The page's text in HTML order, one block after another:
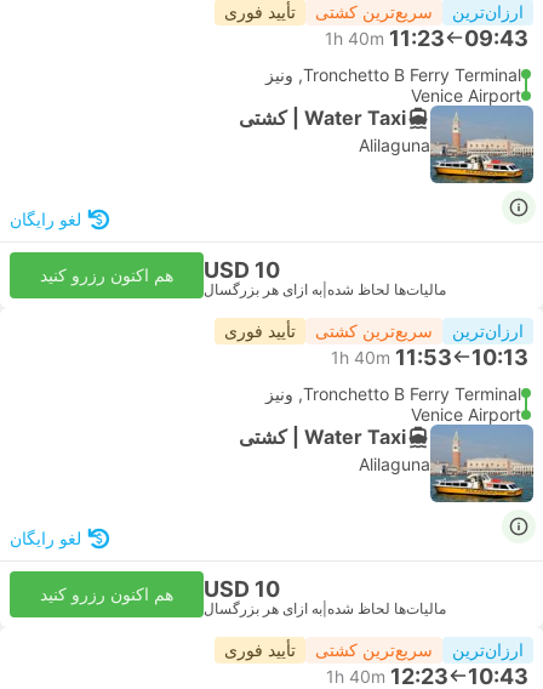
ارزان‌ترین سریع‌ترین کشتی تأیید فوری
09:43
11:23
1h 40m
Tronchetto B Ferry Terminal, ونیز
Venice Airport
Water Taxi | کشتی
Alilaguna
لغو رایگان
USD 10
مالیات‌ها لحاظ شده به ازای هر بزرگسال
هم اکنون رزرو کنید
ارزان‌ترین سریع‌ترین کشتی تأیید فوری
10:13
11:53
1h 40m
Tronchetto B Ferry Terminal, ونیز
Venice Airport
Water Taxi | کشتی
Alilaguna
لغو رایگان
USD 10
مالیات‌ها لحاظ شده به ازای هر بزرگسال
هم اکنون رزرو کنید
ارزان‌ترین سریع‌ترین کشتی تأیید فوری
10:43
12:23
1h 40m